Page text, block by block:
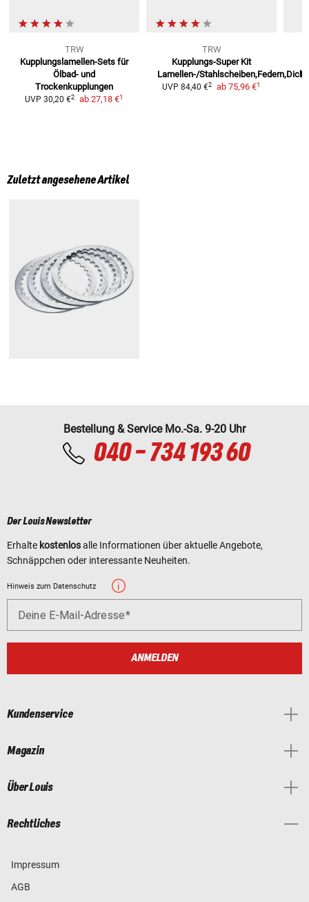
TRW
Kupplungslamellen-Sets für
Ölbad- und
Trockenkupplungen
UVP 30,20 €2 ab 27,18 €1
TRW
Kupplungs-Super Kit
Lamellen-/
UVP 84,40 €2 ab 75,96 €1
Zuletzt angesehene Artikel
Bestellung & Service Mo.-Sa. 9-20 Uhr
040 - 734 193 60
Der Louis Newsletter
Erhalte kostenlosalle Informationen über aktuelle Angebote,
Schnäppchen oder interessante Neuheiten.
Hinweis zum Datenschutz
Deine E-Mail-Adresse
ANMELDEN
Kundenservice
Magazin
Über Louis
Rechtliches
Impressum
AGB